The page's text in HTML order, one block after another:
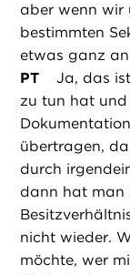
aber wenn wir
bestimmten
etwas ganz
PT
Ja, das
zu tun hat
übertragen,
durch
dann hat man
nicht wieder.
möchte, wer